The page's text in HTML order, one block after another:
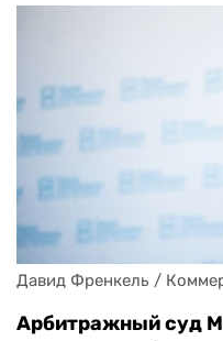
Давид Френкель /
Арбитражный суд